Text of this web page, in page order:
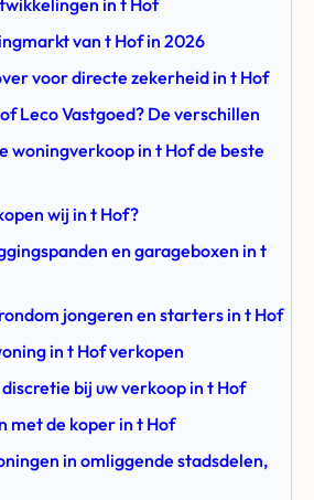
in t Hof
van t Hof in 2026
voor directe zekerheid in t Hof
Leco Vastgoed? De verschillen
woningverkoop in t Hof de beste
wij in t Hof?
en garageboxen in t
jongeren en starters in t Hof
in t Hof verkopen
bij uw verkoop in t Hof
met de koper in t Hof
in omliggende stadsdelen,